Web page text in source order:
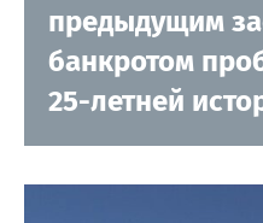
предыдущим
банкротом
25-летней